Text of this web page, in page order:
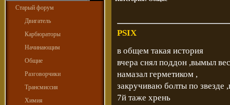
Старый форум
Двигатель
Карбюраторы
Начинающим
Общие
Разговорчики
Трансмиссия
Химия
PSIX
в общем такая история
вчера снял поддон ,вымыл
намазал герметиком ,
закручиваю болты по
7й таже хрень